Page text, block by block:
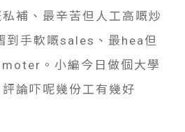
補、最辛苦但人工高嘅炒
到手軟嘅sales、最hea但
。小編今日做個大學
論吓呢幾份工有幾好